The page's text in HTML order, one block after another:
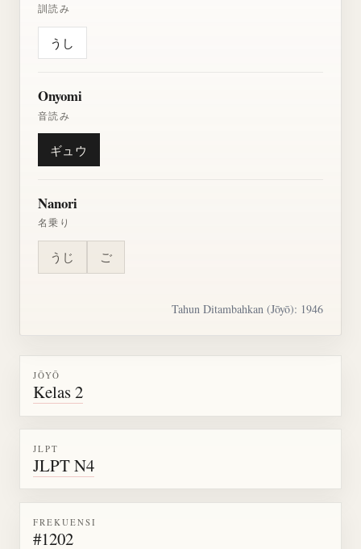
訓読み
うし
Onyomi
音読み
ギュウ
Nanori
名乗り
うじ ご
Tahun Ditambahkan (Jōyō): 1946
JŌYŌ
Kelas 2
JLPT
JLPT N4
FREKUENSI
#1202